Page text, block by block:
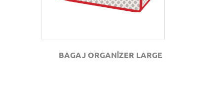
BAGAJ ORGANİZER LARGE